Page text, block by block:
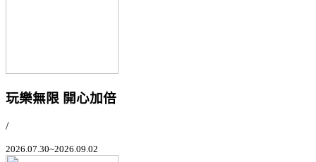
玩樂無限 開心加倍
/
2026.07.30~2026.09.02